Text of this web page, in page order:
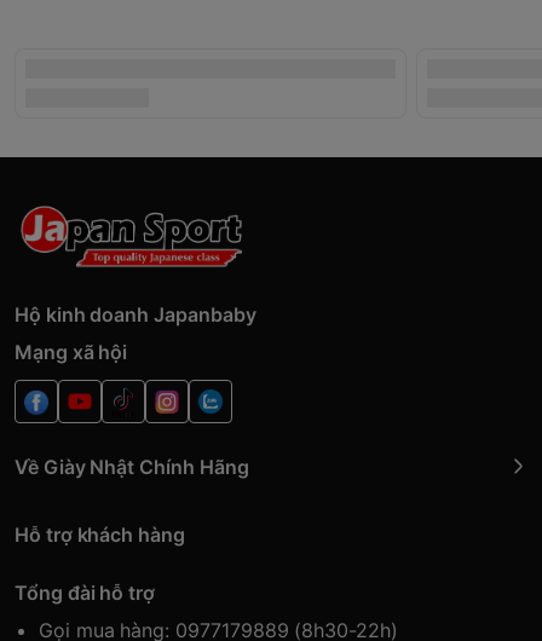
Hộ kinh doanh Japanbaby
Mạng xã hội
Về Giày Nhật Chính Hãng
Hỗ trợ khách hàng
Tổng đài hỗ trợ
Gọi mua hàng: 0977179889 (8h30-22h)